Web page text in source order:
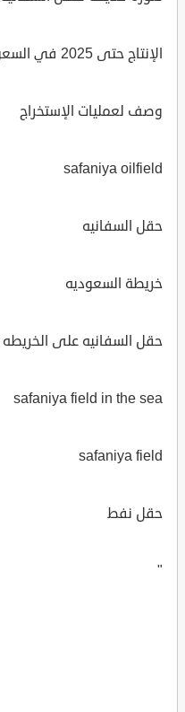
الإنتاج حتى 2025 في السعوديه
وصف لعمليات الإستخراج
safaniya oilfield
حقل السفانيه
خريطة السعوديه
حقل السفانيه على الخريطه
safaniya field in the sea
safaniya field
حقل نفط
"